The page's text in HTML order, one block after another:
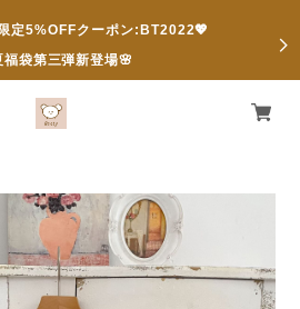
定5%OFFクーポン:BT2022💖
福袋第三弾新登場🌸